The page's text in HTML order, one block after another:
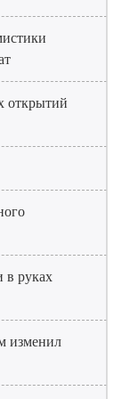
открытий
в руках
изменил